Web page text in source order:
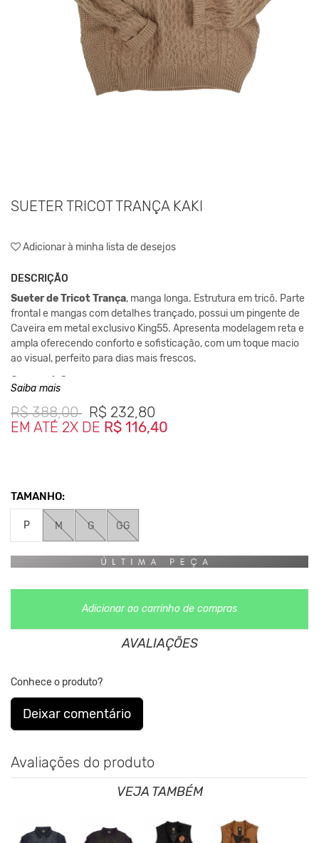
SUETER TRICOT TRANÇA KAKI
Adicionar à minha lista de desejos
DESCRIÇÃO
Sueter de Tricot Trança, manga longa. Estrutura em tricô. Parte
frontal e mangas com detalhes trançado, possui um pingente de
Caveira em metal exclusivo King55. Apresenta modelagem reta e
ampla oferecendo conforto e sofisticação, com um toque macio
ao visual, perfeito para dias mais frescos.
Composição:
100% Poliamida
Medidas da Peça:
*As medidas podem ter variação de até 2 cm
**As cores podem variar conforme a configuração do seu
monitor.
Clique aquiPara saber mais sobre a manutenção de suas
origem animal. Além disso, sustentabilidade é algo que está no
DNA da marca desde sua fundação.
Saiba mais
R$ 388,00 R$ 232,80
EM ATÉ 2X DE R$ 116,40
TAMANHO:
P M G GG
Adicionar ao carrinho de compras
AVALIAÇÕES
Conhece o produto?
Deixar comentário
Avaliações do produto
VEJA TAMBÉM